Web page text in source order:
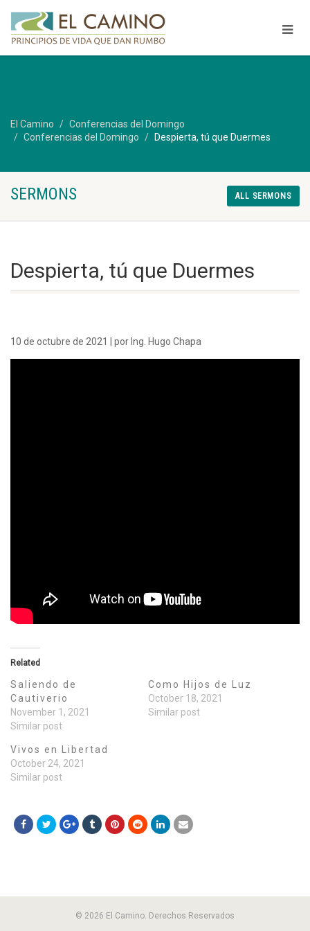
El Camino
Conferencias del Domingo
Conferencias del Domingo
Despierta, tú que Duermes
SERMONS ALL SERMONS
Despierta, tú que Duermes
10 de octubre de 2021 | por Ing. Hugo Chapa
Related
Saliendo de
Cautiverio
November 1, 2021
Similar post
Como Hijos de Luz
October 18, 2021
Similar post
Vivos en Libertad
October 24, 2021
Similar post
© 2026 El Camino. Derechos Reservados